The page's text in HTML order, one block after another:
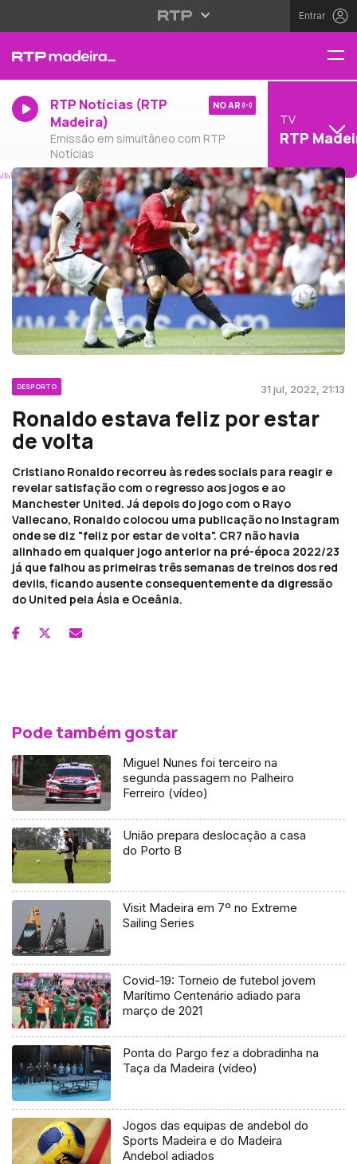
Entrar
RTP Notícias (RTP
Madeira)
Emissão em simultâneo com RTP
Notícias
NO AR
TV
RTP
DESPORTO 31 jul, 2022, 21:13
Ronaldo estava feliz por estar
de volta
Cristiano Ronaldo recorreu às redes sociais para reagir e
revelar satisfação com o regresso aos jogos e ao
Manchester United. Já depois do jogo com o Rayo
Vallecano, Ronaldo colocou uma publicação no Instagram
onde se diz "feliz por estar de volta". CR7 não havia
alinhado em qualquer jogo anterior na pré-época 2022/23
já que falhou as primeiras três semanas de treinos dos red
devils, ficando ausente consequentemente da digressão
do United pela Ásia e Oceânia.
Pode também gostar
Miguel Nunes foi terceiro na
segunda passagem no Palheiro
Ferreiro (vídeo)
União prepara deslocação a casa
do Porto B
Visit Madeira em 7º no Extreme
Sailing Series
Covid-19: Torneio de futebol jovem
Marítimo Centenário adiado para
março de 2021
Ponta do Pargo fez a dobradinha na
Taça da Madeira (vídeo)
Jogos das equipas de andebol do
Sports Madeira e do Madeira
Andebol adiados